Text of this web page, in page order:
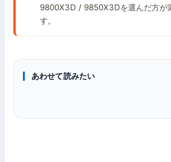
9800X3D / 9850X3Dを選んだ方が
す。
あわせて読みたい
直接比較
頂上決戦